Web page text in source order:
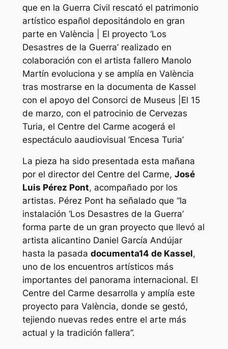
que en la Guerra Civil rescató el patrimonio
artístico español depositándolo en gran
parte en València | El proyecto ‘Los
Desastres de la Guerra’ realizado en
colaboración con el artista fallero Manolo
Martín evoluciona y se amplía en València
tras mostrarse en la documenta de Kassel
con el apoyo del Consorci de Museus |El 15
de marzo, con el patrocinio de Cervezas
Turia, el Centre del Carme acogerá el
espectáculo aaudiovisual ‘Encesa Turia’
La pieza ha sido presentada esta mañana
por el director del Centre del Carme, José
Luis Pérez Pont, acompañado por los
artistas. Pérez Pont ha señalado que “la
instalación ‘Los Desastres de la Guerra’
forma parte de un gran proyecto que llevó al
artista alicantino Daniel García Andújar
hasta la pasada documenta14 de Kassel,
uno de los encuentros artísticos más
importantes del panorama internacional. El
Centre del Carme desarrolla y amplía este
proyecto para València, donde se gestó,
tejiendo nuevas redes entre el arte más
actual y la tradición fallera”.